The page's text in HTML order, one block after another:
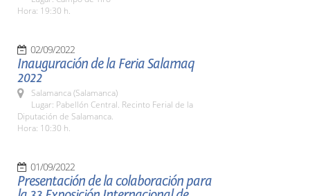
Hora: 19:30 h.
02/09/2022
Inauguración de la Feria Salamaq
2022
Salamanca (Salamanca)
Lugar: Pabellón Central. Recinto Ferial de la
Diputación de Salamanca.
Hora: 10:30 h.
01/09/2022
Presentación de la colaboración para